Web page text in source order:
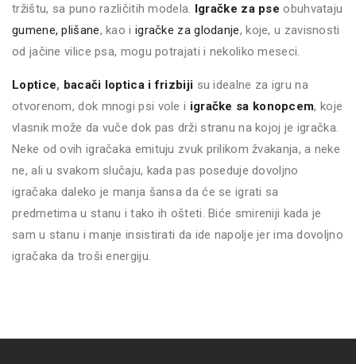
tržištu, sa puno različitih modela. Igračke za pseobuhvataju
gumene, plišane, kao i igračke za glodanje, koje, u zavisnosti
od jačine vilice psa, mogu potrajati i nekoliko meseci.
Loptice, bacači loptica i frizbiji su idealne za igru na
otvorenom, dok mnogi psi vole i igračke sa konopcem, koje
vlasnik može da vuče dok pas drži stranu na kojoj je igračka.
Neke od ovih igračaka emituju zvuk prilikom žvakanja, a neke
ne, ali u svakom slučaju, kada pas poseduje dovoljno
igračaka daleko je manja šansa da će se igrati sa
predmetima u stanu i tako ih ošteti. Biće smireniji kada je
sam u stanu i manje insistirati da ide napolje jer ima dovoljno
igračaka da troši energiju.